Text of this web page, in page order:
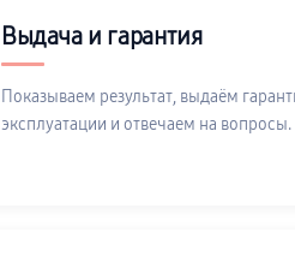
Выдача и гарантия
Показываем результат, выдаём
эксплуатации и отвечаем на вопросы.